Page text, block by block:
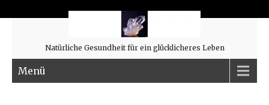
Natürliche Gesundheit für ein glücklicheres Leben
Menü